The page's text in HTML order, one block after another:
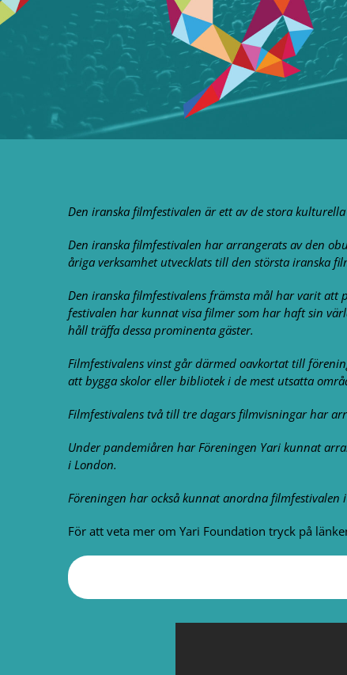
Den iranska filmfestivalen är ett av de stora
Den iranska filmfestivalen har arrangerats av den
åriga verksamhet utvecklats till den största iranska
Den iranska filmfestivalens främsta mål har varit att
festivalen har kunnat visa filmer som har haft sin
håll träffa dessa prominenta gäster.
Filmfestivalens vinst går därmed oavkortat till
att bygga skolor eller bibliotek i de mest utsatta
Filmfestivalens två till tre dagars filmvisningar har
Under pandemiåren har Föreningen Yari kunnat
i London.
Föreningen har också kunnat anordna filmfestivalen
För att veta mer om Yari Foundation tryck på